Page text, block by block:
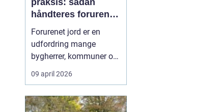
praksis: sådan
håndteres forurenet
jord ansvarligt
Forurenet jord er en
udfordring mange
bygherrer, kommuner og
virksomheder møder, når
gamle industrigrunde
opdages forurening i
09 april 2026